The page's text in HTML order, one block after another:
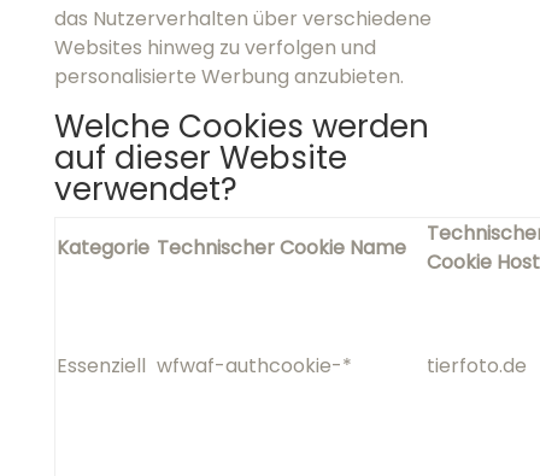
Essenziell wfwaf-authcookie-*
Essenziell wf_loginalerted_*